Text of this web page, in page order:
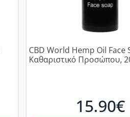
CBD World Hemp Oil Face
Καθαριστικό Προσώπου,
15.90€